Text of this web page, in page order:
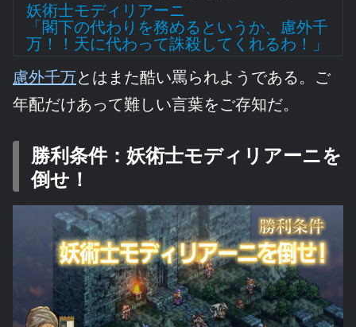
妖術士モディリアーニ
「閣下の代わりを務めるというか、慮外千
万！！天に代わって誅殺してくれるわ！」
慮外千万とはまた酷い罵られようである。ご
年配だけあって難しい言葉をご存知だ。
勝利条件：妖術士モディリアーニを
倒せ！